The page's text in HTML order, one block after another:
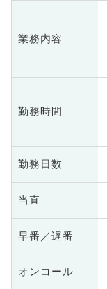
業務内容
勤務時間
勤務日数
当直
早番／遅番
オンコール